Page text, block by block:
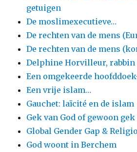
getuigen
De moslimexecutieve…
De rechten van de mens
De rechten van de mens
Delphine Horvilleur, rabbin
Een omgekeerde
Een vrije islam…
Gauchet: laïcité en de islam
Gek van God of gewoon gek
Global Gender Gap &
God woont in Berchem